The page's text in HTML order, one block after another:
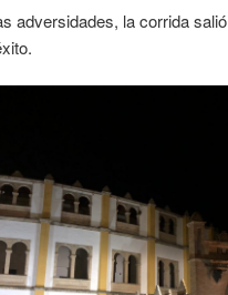
adversidades, la corrida